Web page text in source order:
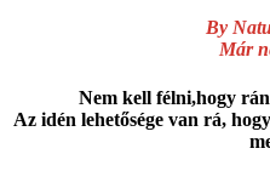
By
Már
Nem kell félni,hogy
Az idén lehetősége van rá,